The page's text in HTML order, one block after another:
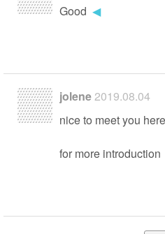
Good ◀
jolene2019.08.04
nice to meet you
for more introduction